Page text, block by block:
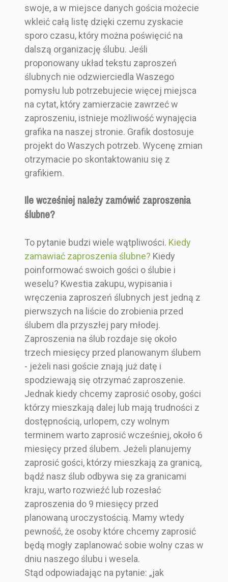
swoje, a w miejsce danych gościa możecie
wkleić całą listę dzięki czemu zyskacie
sporo czasu, który można poświęcić na
dalszą organizację ślubu. Jeśli
proponowany układ tekstu zaproszeń
ślubnych nie odzwierciedla Waszego
pomysłu lub potrzebujecie więcej miejsca
na cytat, który zamierzacie zawrzeć w
zaproszeniu, istnieje możliwość wynajęcia
grafika na naszej stronie. Grafik dostosuje
projekt do Waszych potrzeb. Wycenę zmian
otrzymacie po skontaktowaniu się z
grafikiem.
Ile wcześniej należy zamówić zaproszenia
ślubne?
To pytanie budzi wiele wątpliwości. Kiedy
zamawiać zaproszenia ślubne? Kiedy
poinformować swoich gości o ślubie i
weselu? Kwestia zakupu, wypisania i
wręczenia zaproszeń ślubnych jest jedną z
pierwszych na liście do zrobienia przed
ślubem dla przyszłej pary młodej.
Zaproszenia na ślub rozdaje się około
trzech miesięcy przed planowanym ślubem
- jeżeli nasi goście znają już datę i
spodziewają się otrzymać zaproszenie.
Jednak kiedy chcemy zaprosić osoby, gości
którzy mieszkają dalej lub mają trudności z
dostępnością, urlopem, czy wolnym
terminem warto zaprosić wcześniej, około 6
miesięcy przed ślubem. Jeżeli planujemy
zaprosić gości, którzy mieszkają za granicą,
bądź nasz ślub odbywa się za granicami
kraju, warto rozwieźć lub rozesłać
zaproszenia do 9 miesięcy przed
planowaną uroczystością. Mamy wtedy
pewność, że osoby które chcemy zaprosić
będą mogły zaplanować sobie wolny czas w
dniu naszego ślubu i wesela.
Stąd odpowiadając na pytanie: „jak